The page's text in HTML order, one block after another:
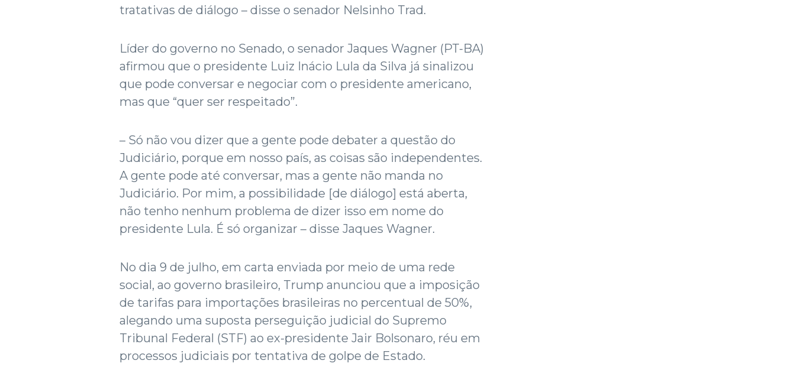
tratativas de diálogo – disse o senador Nelsinho Trad.
Líder do governo no Senado, o senador Jaques Wagner (PT-BA)
afirmou que o presidente Luiz Inácio Lula da Silva já sinalizou
que pode conversar e negociar com o presidente americano,
mas que “quer ser respeitado”.
– Só não vou dizer que a gente pode debater a questão do
Judiciário, porque em nosso país, as coisas são independentes.
A gente pode até conversar, mas a gente não manda no
Judiciário. Por mim, a possibilidade [de diálogo] está aberta,
não tenho nenhum problema de dizer isso em nome do
presidente Lula. É só organizar – disse Jaques Wagner.
No dia 9 de julho, em carta enviada por meio de uma rede
social, ao governo brasileiro, Trump anunciou que a imposição
de tarifas para importações brasileiras no percentual de 50%,
alegando uma suposta perseguição judicial do Supremo
Tribunal Federal (STF) ao ex-presidente Jair Bolsonaro, réu em
processos judiciais por tentativa de golpe de Estado.